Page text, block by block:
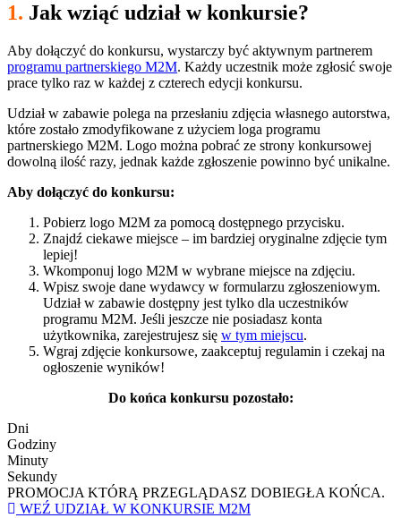
1. Jak wziąć udział w konkursie?
Aby dołączyć do konkursu, wystarczy być aktywnym partnerem
programu partnerskiego M2M. Każdy uczestnik może zgłosić swoje
prace tylko raz w każdej z czterech edycji konkursu.
Udział w zabawie polega na przesłaniu zdjęcia własnego autorstwa,
które zostało zmodyfikowane z użyciem loga programu
partnerskiego M2M. Logo można pobrać ze strony konkursowej
dowolną ilość razy, jednak każde zgłoszenie powinno być unikalne.
Aby dołączyć do konkursu:
Pobierz logo M2M za pomocą dostępnego przycisku.
Znajdź ciekawe miejsce – im bardziej oryginalne zdjęcie tym
lepiej!
Wkomponuj logo M2M w wybrane miejsce na zdjęciu.
Wpisz swoje dane wydawcy w formularzu zgłoszeniowym.
Udział w zabawie dostępny jest tylko dla uczestników
programu M2M. Jeśli jeszcze nie posiadasz konta
użytkownika, zarejestrujesz się w tym miejscu.
Wgraj zdjęcie konkursowe, zaakceptuj regulamin i czekaj na
ogłoszenie wyników!
Do końca konkursu pozostało:
Dni
Godziny
Minuty
Sekundy
PROMOCJA KTÓRĄ PRZEGLĄDASZ DOBIEGŁA KOŃCA.
WEŹ UDZIAŁ W KONKURSIE M2M